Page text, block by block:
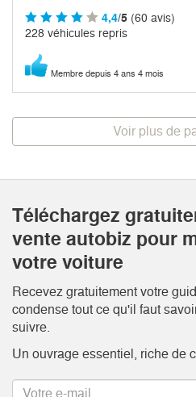
4,4/5 (60 avis)
228 véhicules repris
Membre depuis 4 ans 4 mois
Voir plus de
Téléchargez
vente autobiz pour
votre voiture
Recevez gratuitement votre
condense tout ce qu'il faut
suivre.
Un ouvrage essentiel, riche de